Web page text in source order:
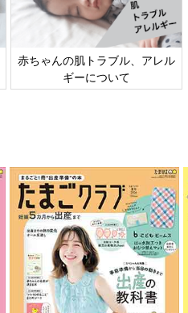
赤ちゃんの肌トラブル、アレル
ギーについて